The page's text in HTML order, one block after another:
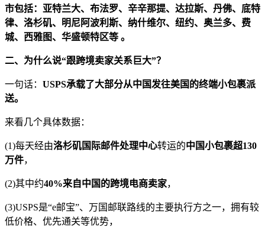
市包括：亚特兰大、布法罗、辛辛那提、达拉斯、丹佛、底特
律、洛杉矶、明尼阿波利斯、纳什维尔、纽约、奥兰多、费
城、西雅图、华盛顿特区等 。
二、为什么说“跟跨境卖家关系巨大”？
一句话： USPS承载了大部分从中国发往美国的终端小包裹派
送。
来看几个具体数据：
(1)每天经由洛杉矶国际邮件处理中心转运的中国小包裹超130
万件，
(2)其中约40%来自中国的跨境电商卖家，
(3)USPS是“e邮宝”、万国邮联路线的主要执行方之一，拥有较
低价格、优先通关等优势，